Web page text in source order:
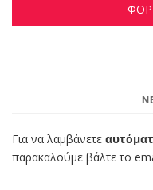
Για να λαμβάνετε
παρακαλούμε βάλτε το